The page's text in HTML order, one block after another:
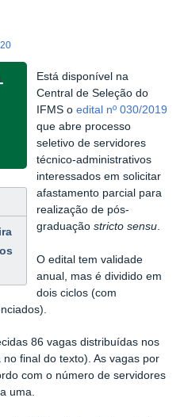
Está disponível na
Central de Seleção do
IFMS oedital nº 030/2019
que abre processo
seletivo de servidores
técnico-administrativos
interessados em solicitar
afastamento parcial para
realização de pós-
graduaçãostricto sensu.
O edital tem validade
anual, mas é dividido em
dois ciclos (com
86 vagas distribuídas nos
final do texto). As vagas por
com o número de servidores
uma.